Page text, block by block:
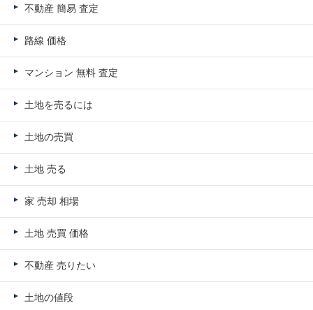
不動産 簡易 査定
路線 価格
マンション 無料 査定
土地を売るには
土地の売買
土地 売る
家 売却 相場
土地 売買 価格
不動産 売りたい
土地の値段